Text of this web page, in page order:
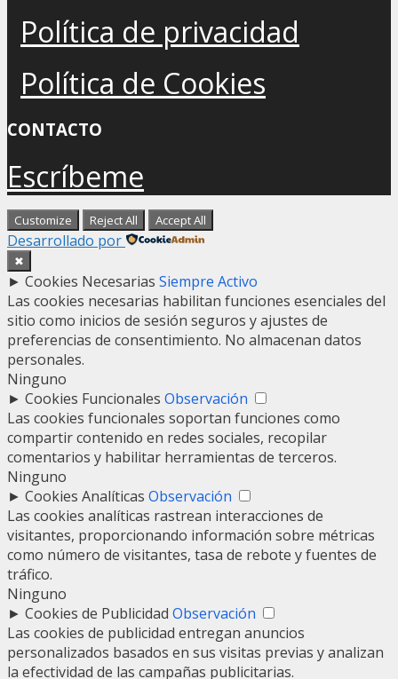
Política de privacidad
Política de Cookies
CONTACTO
Escríbeme
Customize Reject All Accept All
Desarrollado por
✖
► Cookies Necesarias Siempre Activo
Las cookies necesarias habilitan funciones esenciales del
sitio como inicios de sesión seguros y ajustes de
preferencias de consentimiento. No almacenan datos
personales.
Ninguno
► Cookies Funcionales Observación
Las cookies funcionales soportan funciones como
compartir contenido en redes sociales, recopilar
comentarios y habilitar herramientas de terceros.
Ninguno
► Cookies Analíticas Observación
Las cookies analíticas rastrean interacciones de
visitantes, proporcionando información sobre métricas
como número de visitantes, tasa de rebote y fuentes de
tráfico.
Ninguno
► Cookies de Publicidad Observación
Las cookies de publicidad entregan anuncios
personalizados basados en sus visitas previas y analizan
la efectividad de las campañas publicitarias.